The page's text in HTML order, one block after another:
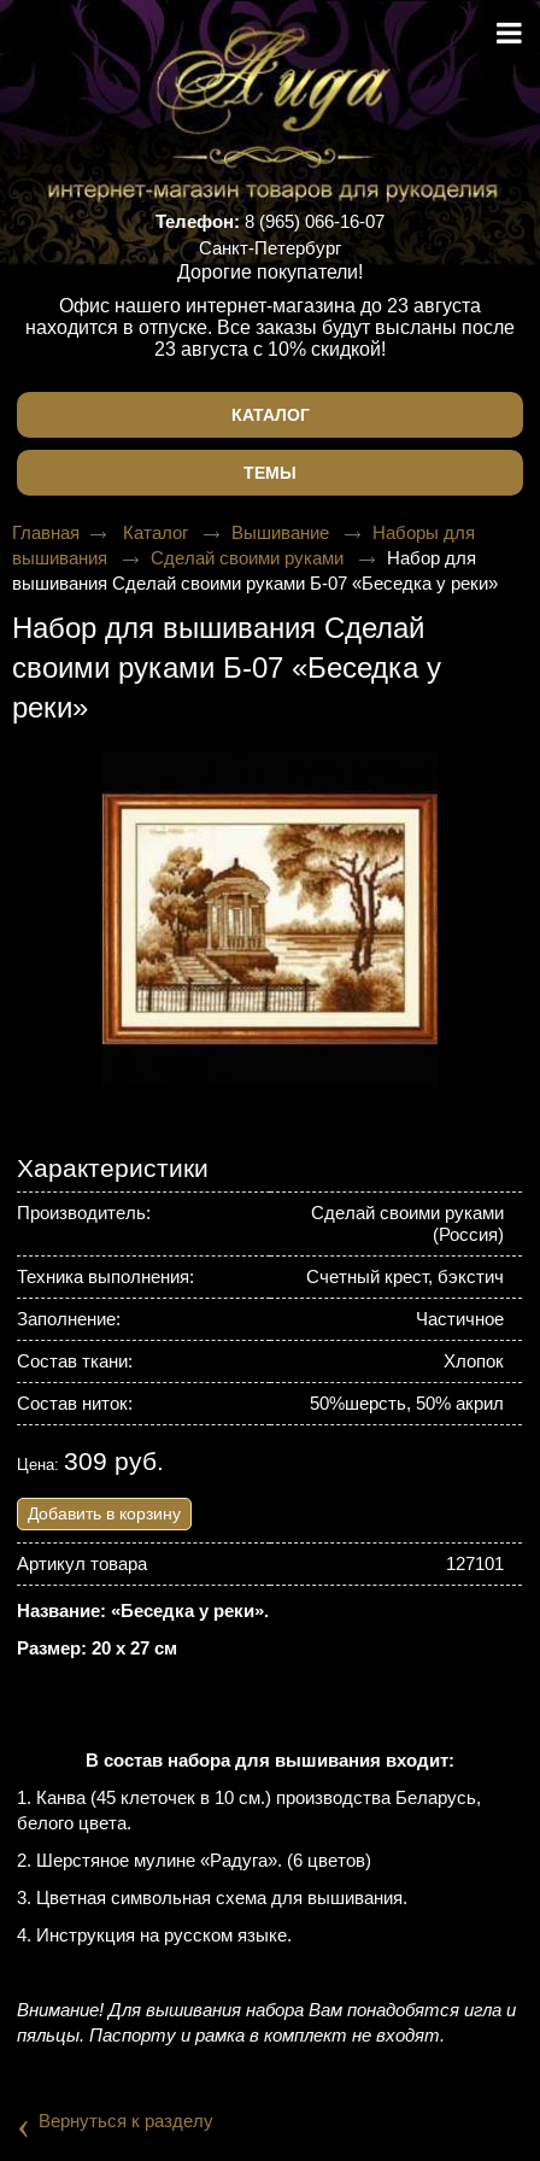
Телефон:8 (965) 066-16-07
Санкт-Петербург
Дорогие покупатели!
Офис нашего интернет-магазина до 23 августа
находится в отпуске. Все заказы будут высланы после
23 августа с 10% скидкой!
КАТАЛОГ
ТЕМЫ
Главная Каталог Вышивание
Наборы для
вышивания
Сделай своими руками
Набор для
вышивания Сделай своими руками Б-07 «Беседка у реки»
Набор для вышивания Сделай
своими руками Б-07 «Беседка у
реки»
Характеристики
Производитель:
Сделай своими руками
(Россия)
Техника выполнения: Счетный крест, бэкстич
Заполнение: Частичное
Состав ткани: Хлопок
Состав ниток: 50%шерсть, 50% акрил
Цена:309 руб.
Добавить в корзину
Артикул товара 127101
Название: «Беседка у реки».
Размер: 20 х 27 см
В состав набора для вышивания входит:
1. Канва (45 клеточек в 10 см.) производства Беларусь,
белого цвета.
2. Шерстяное мулине «Радуга». (6 цветов)
3. Цветная символьная схема для вышивания.
4. Инструкция на русском языке.
Внимание! Для вышивания набора Вам понадобятся игла и
пяльцы. Паспорту и рамка в комплект не входят.
‹ Вернуться к разделу